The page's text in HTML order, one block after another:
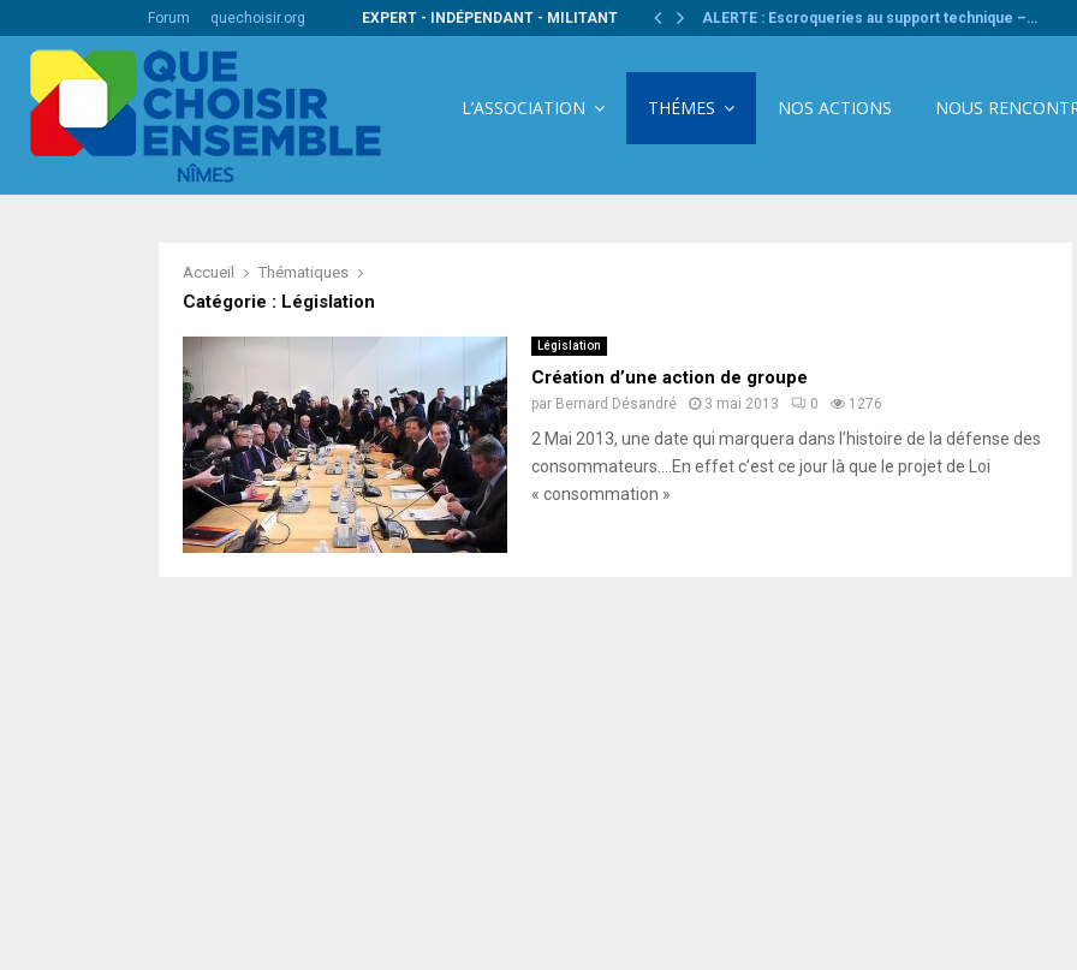
Forum quechoisir.org EXPERT - INDÉPENDANT - MILITANT
pour une démarche qualité au bénéfice… ALERTE : Escroqueries au support technique –…
L’ASSOCIATION THÉMES NOS ACTIONS NOUS
Accueil Thématiques
Catégorie : Législation
Législation
Création d’une action de groupe
par Bernard Désandré 3 mai 2013 0 1276
2 Mai 2013, une date qui marquera dans l’histoire de la défense des
consommateurs….En effet c’est ce jour là que le projet de Loi
« consommation »